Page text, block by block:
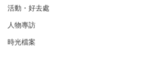
活動・好去處
人物專訪
時光檔案